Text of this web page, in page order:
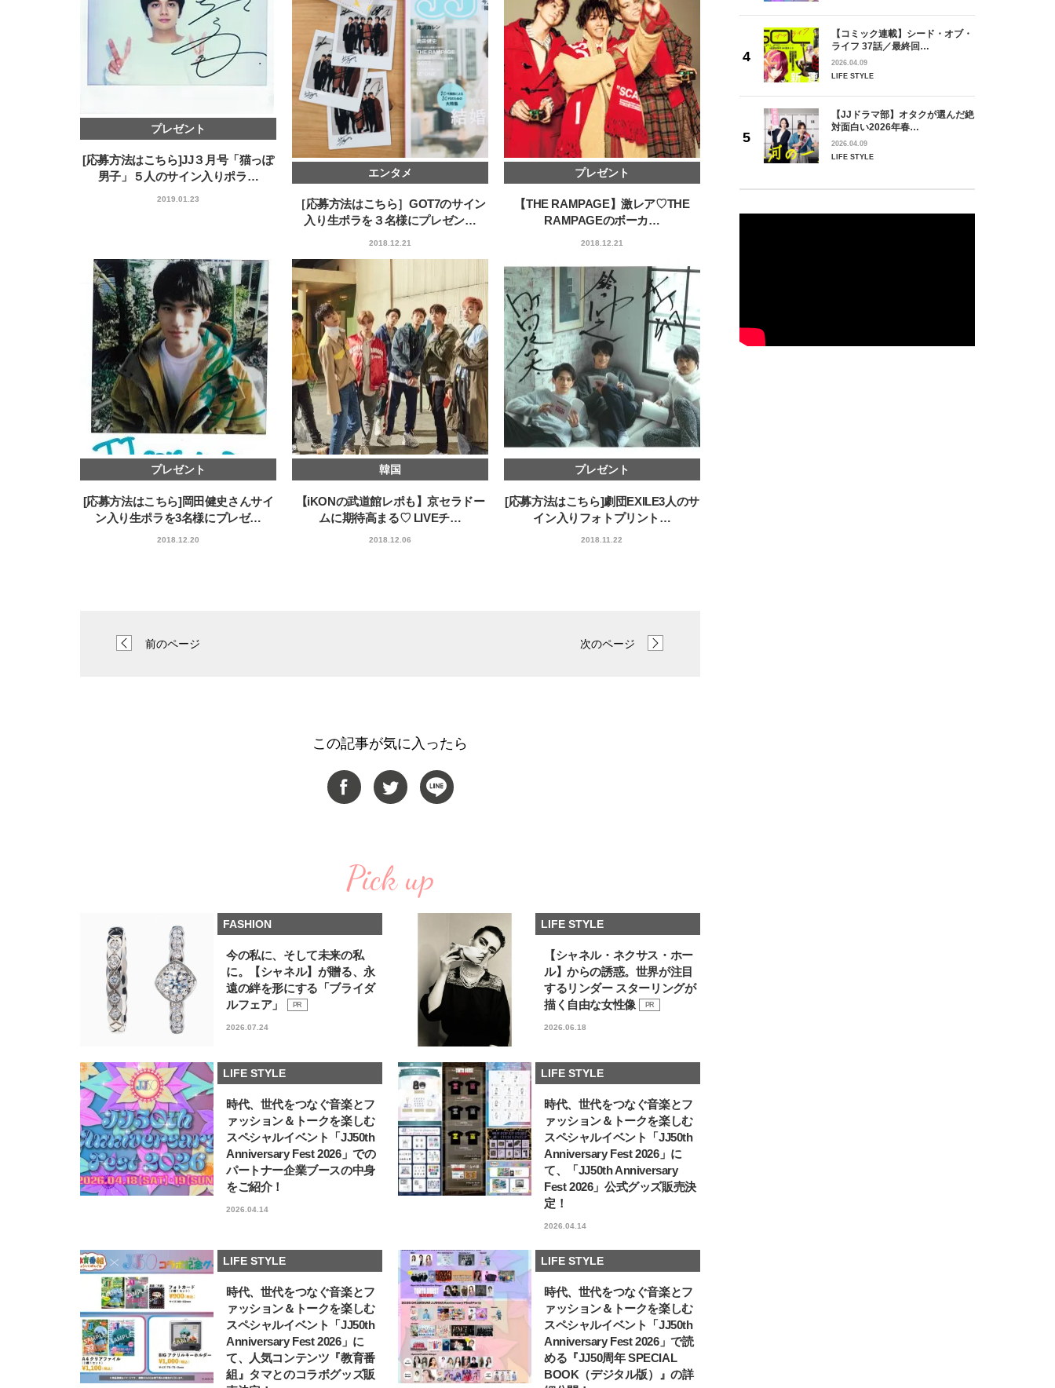
プレゼント
[応募方法はこちら]JJ３月号「猫っぽ
男子」５人のサイン入りポラ…
2019.01.23
エンタメ
［応募方法はこちら］GOT7のサイン
入り生ポラを３名様にプレゼン…
2018.12.21
プレゼント
【THE RAMPAGE】激レア♡THE
RAMPAGEのボーカ…
2018.12.21
プレゼント
[応募方法はこちら]岡田健史さんサイ
ン入り生ポラを3名様にプレゼ…
2018.12.20
韓国
【iKONの武道館レポも】京セラドー
ムに期待高まる♡ LIVEチ…
2018.12.06
プレゼント
[応募方法はこちら]劇団EXILE3人のサ
イン入りフォトプリント…
2018.11.22
前のページ 次のページ
この記事が気に入ったら
Pick up
FASHION
今の私に、そして未来の私
に。【シャネル】が贈る、永
遠の絆を形にする「ブライダ
ルフェア」
PR
2026.07.24
LIFE STYLE
【シャネル・ネクサス・ホー
ル】からの誘惑。世界が注目
するリンダー スターリングが
描く自由な女性像
PR
2026.06.18
LIFE STYLE
時代、世代をつなぐ音楽とフ
ァッション＆トークを楽しむ
スペシャルイベント「JJ50th
Anniversary Fest 2026」での
パートナー企業ブースの中身
をご紹介！
2026.04.14
LIFE STYLE
時代、世代をつなぐ音楽とフ
ァッション＆トークを楽しむ
スペシャルイベント「JJ50th
Anniversary Fest 2026」に
て、「JJ50th Anniversary
Fest 2026」公式グッズ販売決
定！
2026.04.14
LIFE STYLE
時代、世代をつなぐ音楽とフ
ァッション＆トークを楽しむ
スペシャルイベント「JJ50th
Anniversary Fest 2026」に
て、人気コンテンツ『教育番
組』タマとのコラボグッズ販
LIFE STYLE
時代、世代をつなぐ音楽とフ
ァッション＆トークを楽しむ
スペシャルイベント「JJ50th
Anniversary Fest 2026」で読
める『JJ50周年 SPECIAL
BOOK（デジタル版）』の詳
【コミック連載】シード・オブ・
ライフ 37話／最終回…
2026.04.09
LIFE STYLE
【JJドラマ部】オタクが選んだ絶
対面白い2026年春…
2026.04.09
LIFE STYLE